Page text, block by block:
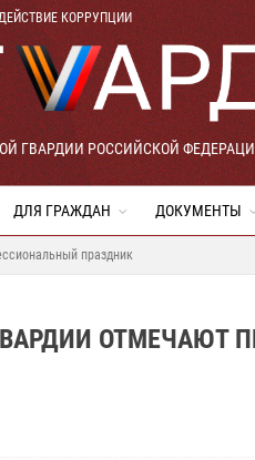
КОРРУПЦИИ
ГВАРДИИ РОССИЙСКОЙ
ДЛЯ ГРАЖДАН ДОКУМЕНТЫ
праздник
ОТМЕЧАЮТ